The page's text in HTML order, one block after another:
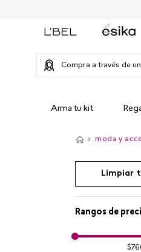
Compra a través de
Arma tu kit
moda y
Rangos de
Limpiar